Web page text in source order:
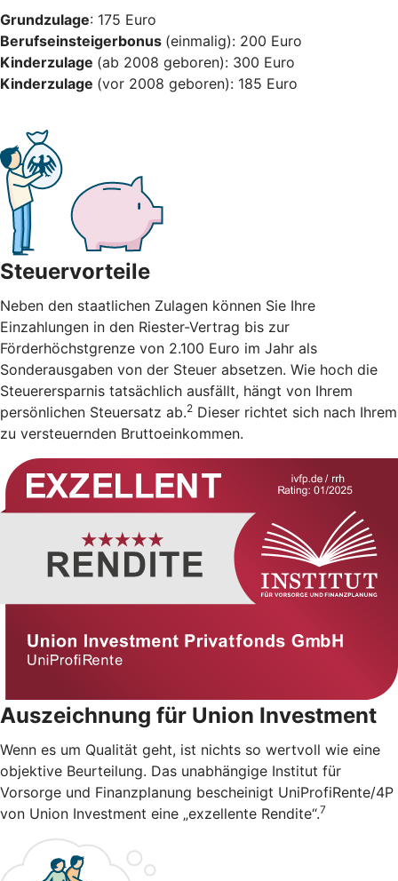
Grundzulage: 175 Euro
Berufseinsteigerbonus (einmalig): 200 Euro
Kinderzulage (ab 2008 geboren): 300 Euro
Kinderzulage (vor 2008 geboren): 185 Euro
Steuervorteile
Neben den staatlichen Zulagen können Sie Ihre
Einzahlungen in den Riester-Vertrag bis zur
Förderhöchstgrenze von 2.100 Euro im Jahr als
Sonderausgaben von der Steuer absetzen. Wie hoch die
Steuerersparnis tatsächlich ausfällt, hängt von Ihrem
persönlichen Steuersatz ab.2 Dieser richtet sich nach Ihrem
zu versteuernden Bruttoeinkommen.
Auszeichnung für Union Investment
Wenn es um Qualität geht, ist nichts so wertvoll wie eine
objektive Beurteilung. Das unabhängige Institut für
Vorsorge und Finanzplanung bescheinigt UniProfiRente/4P
von Union Investment eine „exzellente Rendite“.7